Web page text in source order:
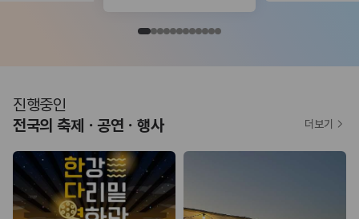
진행중인
전국의 축제ㆍ공연ㆍ행사
더보기